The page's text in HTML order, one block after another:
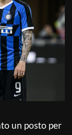
un posto per